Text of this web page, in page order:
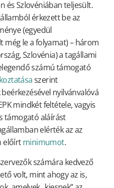
és Szlovéniában teljesült.
érkezett be az
(egyedül
le a folyamat) – három
Szlovénia) a tagállami
számú támogató
szerint
nyilvánvalóvá
mindkét feltétele, vagyis
támogató aláírást
elérték az az
előírtminimumot.
számára kedvező
volt, mint ahogy az is,